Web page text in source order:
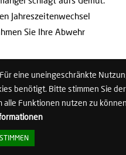
eine uneingeschränkte
benötigt. Bitte stimmen Sie der
alle Funktionen nutzen zu
Jahreszeitenwechsel
Sie Ihre Abwehr
Licht
ein. Frische Luft braucht der